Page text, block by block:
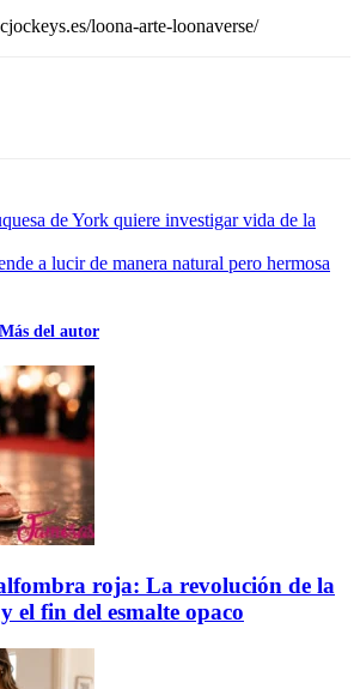
loona-arte-loonaverse/
de York quiere investigar vida de la
a lucir de manera natural pero hermosa
Más del autor
roja: La revolución de la
el fin del esmalte opaco